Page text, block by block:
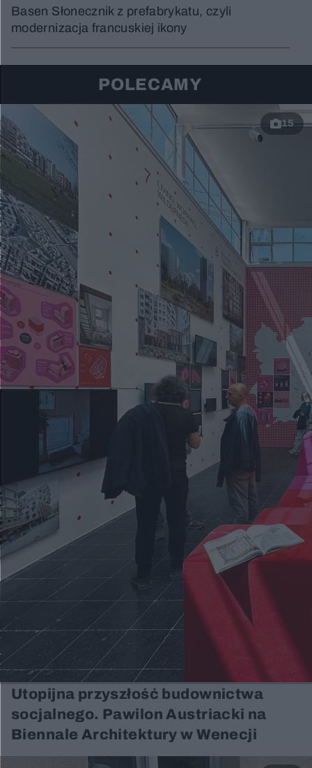
Basen Słonecznik z prefabrykatu, czyli
modernizacja francuskiej ikony
POLECAMY
15
Utopijna przyszłość budownictwa
socjalnego. Pawilon Austriacki na
Biennale Architektury w Wenecji